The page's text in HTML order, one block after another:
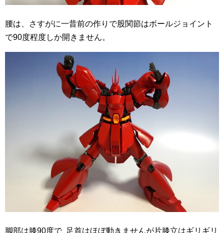
腰は、さすがに一昔前の作りで股関節はボールジョイント
で90度程度しか開きません。
脚部は膝90度で 足首はほぼ動きませんが片膝立はギリギリ